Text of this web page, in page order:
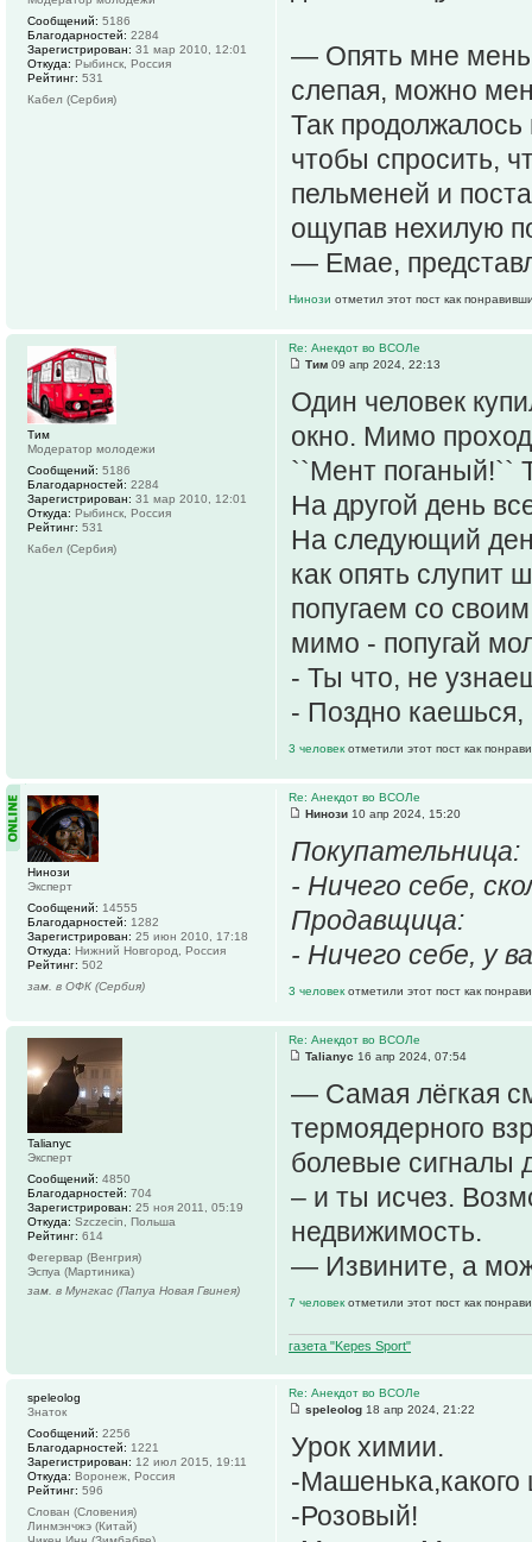
— Опять мне
слепая, можно
Так продолжалось
чтобы спросить,
пельменей и
ощупав нехилую
— Емае,
Нинози отметил этот пост как
Сообщений: 5186
Благодарностей: 2284
Зарегистрирован: 31 мар 2010, 12:01
Откуда: Рыбинск, Россия
Рейтинг: 531
Кабел (Сербия)
Re: Анекдот во ВСОЛе
Тим 09 апр 2024, 22:13
Один человек
окно. Мимо
``Мент поганый!``
Hа другой день
Hа следующий
как опять слупит
попугаем со
мимо - попугай
- Ты что, не
- Поздно
3 человек отметили этот пост как
Тим
Модератор молодежи
Сообщений: 5186
Благодарностей: 2284
Зарегистрирован: 31 мар 2010, 12:01
Откуда: Рыбинск, Россия
Рейтинг: 531
Кабел (Сербия)
Re: Анекдот во ВСОЛе
Нинози 10 апр 2024, 15:20
Покупательница:
- Ничего себе,
Продавщица:
- Ничего себе, у
3 человек отметили этот пост как
Нинози
Эксперт
Сообщений: 14555
Благодарностей: 1282
Зарегистрирован: 25 июн 2010, 17:18
Откуда: Нижний Новгород, Россия
Рейтинг: 502
зам. в ОФК (Сербия)
Re: Анекдот во ВСОЛе
Talianyc 16 апр 2024, 07:54
— Самая лёгкая
термоядерного
болевые сигналы
– и ты исчез.
недвижимость.
— Извините, а
7 человек отметили этот пост как
газета "Kepes Sport"
Talianyc
Эксперт
Сообщений: 4850
Благодарностей: 704
Зарегистрирован: 25 ноя 2011, 05:19
Откуда: Szczecin, Польша
Рейтинг: 614
Фегервар (Венгрия)
Эспуа (Мартиника)
зам. в Мунгкас (Папуа Новая Гвинея)
Re: Анекдот во ВСОЛе
speleolog 18 апр 2024, 21:22
Урок химии.
-Машенька,какого
-Розовый!
speleolog
Знаток
Сообщений: 2256
Благодарностей: 1221
Зарегистрирован: 12 июл 2015, 19:11
Откуда: Воронеж, Россия
Рейтинг: 596
Слован (Словения)
Линмэнчжэ (Китай)